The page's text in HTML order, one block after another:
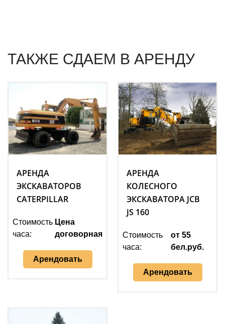
ТАКЖЕ СДАЕМ В АРЕНДУ
АРЕНДА
ЭКСКАВАТОРОВ
CATERPILLAR
Стоимость
часа:
Цена
договорная
Арендовать
АРЕНДА
КОЛЕСНОГО
ЭКСКАВАТОРА JCB
JS 160
Стоимость
часа:
от 55
бел.руб.
Арендовать